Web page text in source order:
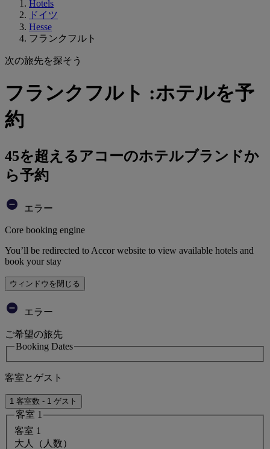
Hotels
ドイツ
Hesse
フランクフルト
次の旅先を探そう
フランクフルト :ホテルを予
約
45を超えるアコーのホテルブランドか
ら予約
エラー
Core booking engine
You’ll be redirected to Accor website to view available hotels and
book your stay
ウィンドウを閉じる
エラー
ご希望の旅先
Booking Dates
客室とゲスト
1 客室数 - 1 ゲスト
客室 1
客室 1
大人（人数）